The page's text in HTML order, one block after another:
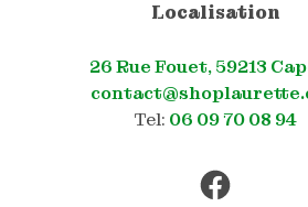
Localisation
26 Rue Fouet, 59213
Tel: 06 09 70 08 94